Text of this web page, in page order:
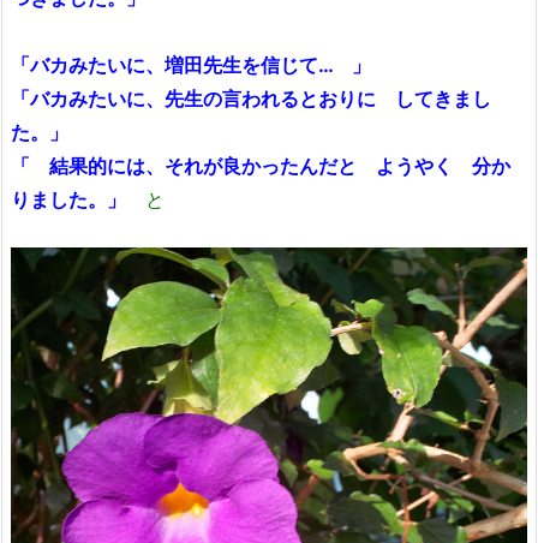
「バカみたいに、増田先生を信じて… 」
「バカみたいに、先生の言われるとおりに してきまし
た。」
「 結果的には、それが良かったんだと ようやく 分か
りました。」
と